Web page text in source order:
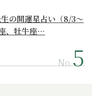
の開運星占い（8/3～
、牡牛座…
No.